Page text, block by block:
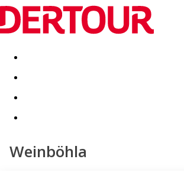
Destinatii Vacanta perfecta
Weinböhla